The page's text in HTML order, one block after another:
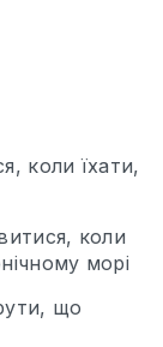
коли їхати,
коли
морі
що